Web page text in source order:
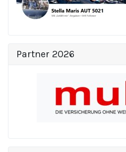
Partner 2026